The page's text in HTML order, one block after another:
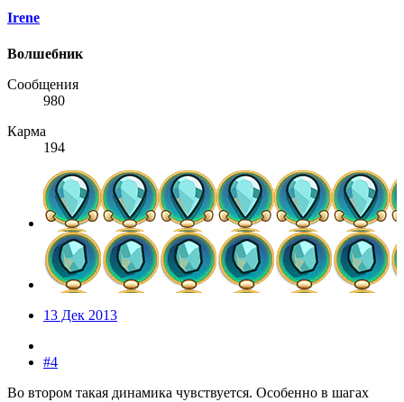
Irene
Волшебник
Сообщения
980
Карма
194
13 Дек 2013
#4
Во втором такая динамика чувствуется. Особенно в шагах